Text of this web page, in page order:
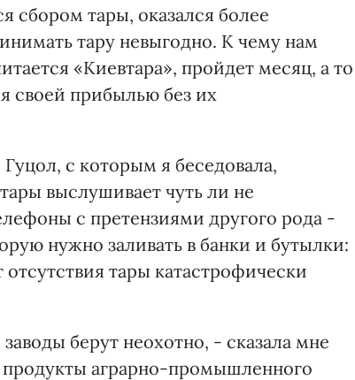
сбором тары, оказался более
тару невыгодно. К чему нам
«Киевтара», пройдет месяц, а то
своей прибылью без их
с которым я беседовала,
выслушивает чуть ли не
с претензиями другого рода -
нужно заливать в банки и бутылки:
тары катастрофически
берут неохотно, - сказала мне
аграрно-промышленного